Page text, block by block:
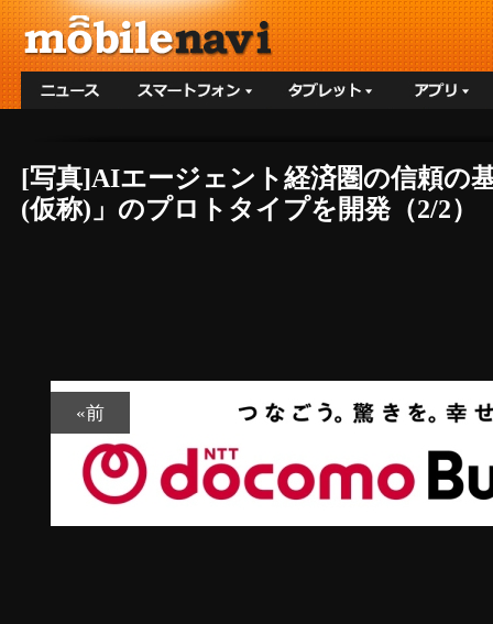
[写真]AIエージェント経済圏の信頼の
(仮称)」のプロトタイプを開発（2/2）
«前